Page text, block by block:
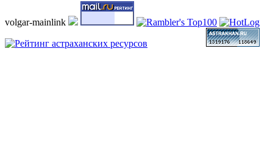
volgar-mainlink